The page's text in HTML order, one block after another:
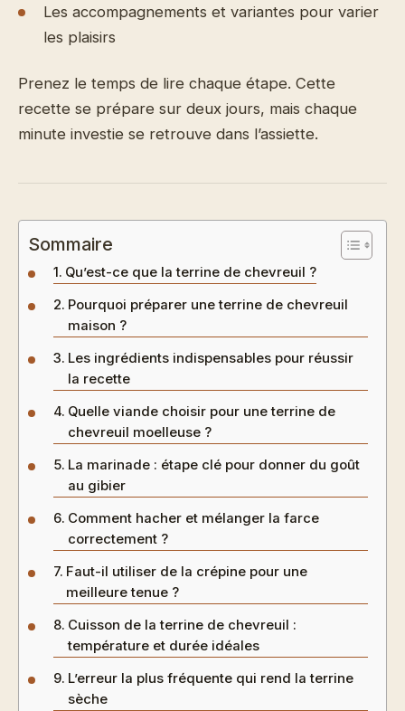
Les accompagnements et variantes pour varier
les plaisirs
Prenez le temps de lire chaque étape. Cette
recette se prépare sur deux jours, mais chaque
minute investie se retrouve dans l’assiette.
Sommaire
Qu’est-ce que la terrine de chevreuil ?
Pourquoi préparer une terrine de chevreuil
maison ?
Les ingrédients indispensables pour réussir
la recette
Quelle viande choisir pour une terrine de
chevreuil moelleuse ?
La marinade : étape clé pour donner du goût
au gibier
Comment hacher et mélanger la farce
correctement ?
Faut-il utiliser de la crépine pour une
meilleure tenue ?
Cuisson de la terrine de chevreuil :
température et durée idéales
L’erreur la plus fréquente qui rend la terrine
sèche